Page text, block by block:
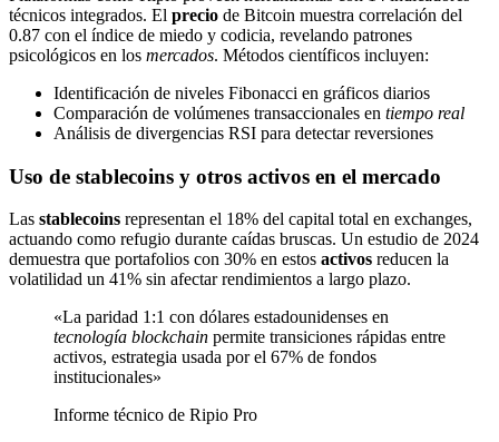
técnicos integrados. El precio de Bitcoin muestra correlación del
0.87 con el índice de miedo y codicia, revelando patrones
psicológicos en los mercados. Métodos científicos incluyen:
Identificación de niveles Fibonacci en gráficos diarios
Comparación de volúmenes transaccionales en tiempo real
Análisis de divergencias RSI para detectar reversiones
Uso de stablecoins y otros activos en el mercado
Las stablecoins representan el 18% del capital total en exchanges,
actuando como refugio durante caídas bruscas. Un estudio de 2024
demuestra que portafolios con 30% en estos activos reducen la
volatilidad un 41% sin afectar rendimientos a largo plazo.
«La paridad 1:1 con dólares estadounidenses en
tecnología blockchain permite transiciones rápidas entre
activos, estrategia usada por el 67% de fondos
institucionales»
Informe técnico de Ripio Pro